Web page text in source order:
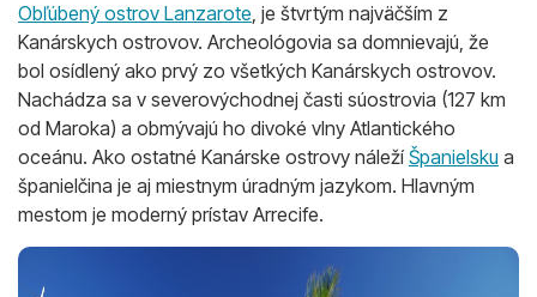
Obľúbený ostrov Lanzarote, je štvrtým najväčším z
Kanárskych ostrovov. Archeológovia sa domnievajú, že
bol osídlený ako prvý zo všetkých Kanárskych ostrovov.
Nachádza sa v severovýchodnej časti súostrovia (127 km
od Maroka) a obmývajú ho divoké vlny Atlantického
oceánu. Ako ostatné Kanárske ostrovy náleží Španielsku a
španielčina je aj miestnym úradným jazykom. Hlavným
mestom je moderný prístav Arrecife.